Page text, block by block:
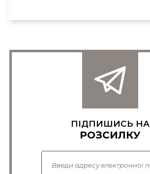
ПІДПИШИСЬ НА
РОЗСИЛКУ